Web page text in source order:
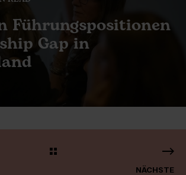
Führungspositionen
Gap in
NÄCHSTE